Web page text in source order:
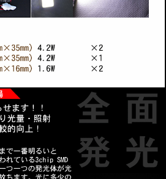
場
光らせます！
度を増した光の輝きを実現しまし
を採用
いる新技術のCOBモジュールが
薄く明るいランプが実現しまし
内装しており、ハイブリッド車、
きい車両で起こるチラツキや光源